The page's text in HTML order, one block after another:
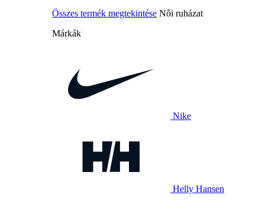
Összes termék megtekintése Női ruházat
Márkák
Nike
Helly Hansen